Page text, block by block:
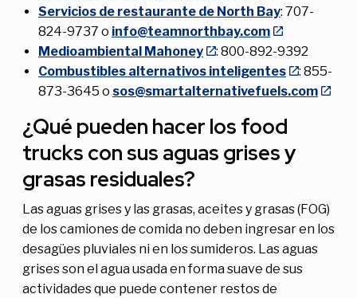
Servicios de restaurante de North Bay: 707-
824-9737 o info@teamnorthbay.com
Medioambiental Mahoney
: 800-892-9392
Combustibles alternativos inteligentes
: 855-
873-3645 o sos@smartalternativefuels.com
¿Qué pueden hacer los food
trucks con sus aguas grises y
grasas residuales?
Las aguas grises y las grasas, aceites y grasas (FOG)
de los camiones de comida no deben ingresar en los
desagües pluviales ni en los sumideros. Las aguas
grises son el agua usada en forma suave de sus
actividades que puede contener restos de